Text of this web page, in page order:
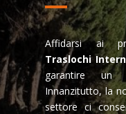
Affidarsi ai
Traslochi
garantire un
Innanzitutto, la
settore ci